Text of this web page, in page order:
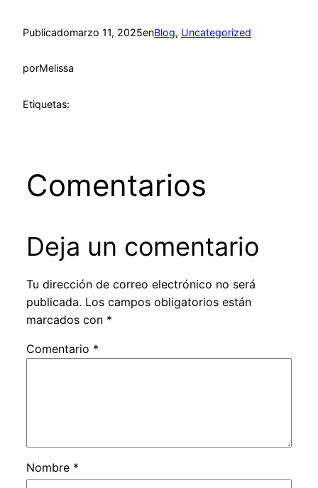
Publicadomarzo 11, 2025enBlog, Uncategorized
porMelissa
Etiquetas:
Comentarios
Deja un comentario
Tu dirección de correo electrónico no será
publicada. Los campos obligatorios están
marcados con *
Comentario *
Nombre *